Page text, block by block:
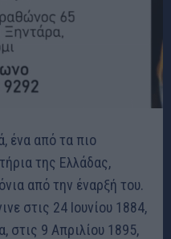
ένα από τα πιο
της Ελλάδας,
από την έναρξή του.
στις 24 Ιουνίου 1884,
στις 9 Απριλίου 1895,